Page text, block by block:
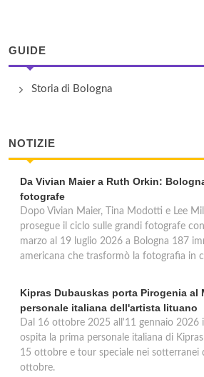
GUIDE
Storia di Bologna
NOTIZIE
Da Vivian Maier a Ruth Orkin:
fotografe
Dopo Vivian Maier, Tina Modotti e Lee
prosegue il ciclo sulle grandi fotografe
marzo al 19 luglio 2026 a Bologna 187
americana che trasformò la fotografia in
Kipras Dubauskas porta Pirogenia al
personale italiana dell'artista lituano
Dal 16 ottobre 2025 all'11 gennaio 2026
ospita la prima personale italiana di
15 ottobre e tour speciale nei sotterranei
ottobre.